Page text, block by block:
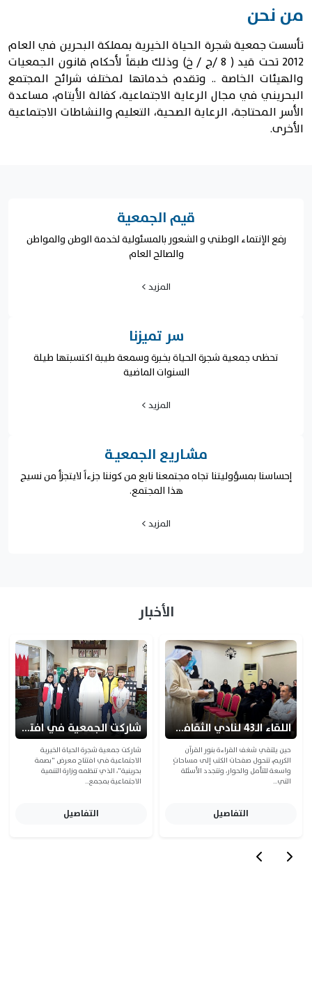
من نحن
تأسست جمعية شجرة الحياة الخيرية بمملكة البحرين في العام
2012 تحت قيد ( 8 /ج / خ) وذلك طبقاً لأحكام قانون الجمعيات
والهيئات الخاصة .. وتقدم خدماتها لمختلف شرائح المجتمع
البحريني في مجال الرعاية الاجتماعية، كفالة الأيتام، مساعدة
الأسر المحتاجة، الرعاية الصحية، التعليم والنشاطات الاجتماعية
الأخرى.
قيم الجمعية
رفع الإنتماء الوطني و الشعور بالمسئولية لخدمة الوطن والمواطن
والصالح العام
المزيد >
سر تميزنا
تحظى جمعية شجرة الحياة بخبرة وسمعة طيبة اكتسبتها طيلة
السنوات الماضية
المزيد >
مشـاريع الجمعيـة
إحساسنا بمسؤوليتنا تجاه مجتمعنا نابع من كوننا جزءاً لايتجزأ من نسيج
هذا المجتمع.
المزيد >
الأخبار
اللقاء الـ43 لنادي الثقافة والقراءة يناقش كتاب «إثارات قرآنية»
حين يلتقي شغف القراءة بنور القرآن
الكريم، تتحول صفحات الكتب إلى مساحاتٍ
واسعة للتأمل والحوار، وتتجدد الأسئلة
التي...
التفاصيل
شاركت الجمعية في افتتاح معرض "بصمة بحرينية"
شاركت جمعية شجرة الحياة الخيرية
الاجتماعية في افتتاح معرض "بصمة
بحرينية"، الذي تنظمه وزارة التنمية
الاجتماعية بمجمع...
التفاصيل